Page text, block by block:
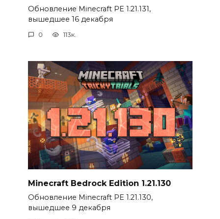
Обновление Minecraft PE 1.21.131,
вышедшее 16 декабря
0 113к.
Minecraft Bedrock Edition 1.21.130
Обновление Minecraft PE 1.21.130,
вышедшее 9 декабря